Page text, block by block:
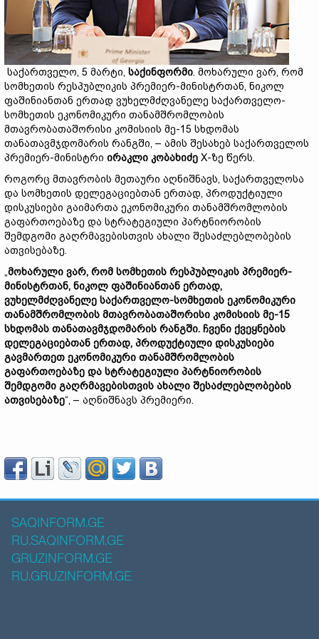
საქართველო, 5 მარტი, საქინფორმი. მოხარული ვარ, რომ
სომხეთის რესპუბლიკის პრემიერ-მინისტრთან, ნიკოლ
ფაშინიანთან ერთად ვუხელმძღვანელე საქართველო-
სომხეთის ეკონომიკური თანამშრომლობის
მთავრობათაშორისი კომისიის მე-15 სხდომას
თანათავმჯდომარის რანგში, – ამის შესახებ საქართველოს
პრემიერ-მინისტრი ირაკლი კობახიძე X-ზე წერს.
როგორც მთავრობის მეთაური აღნიშნავს, საქართველოსა
და სომხეთის დელეგაციებთან ერთად, პროდუქტიული
დისკუსიები გაიმართა ეკონომიკური თანამშრომლობის
გაფართოებაზე და სტრატეგიული პარტნიორობის
შემდგომი გაღრმავებისთვის ახალი შესაძლებლობების
ათვისებაზე.
„მოხარული ვარ, რომ სომხეთის რესპუბლიკის პრემიერ-
მინისტრთან, ნიკოლ ფაშინიანთან ერთად,
ვუხელმძღვანელე საქართველო-სომხეთის ეკონომიკური
თანამშრომლობის მთავრობათაშორისი კომისიის მე-15
სხდომას თანათავმჯდომარის რანგში. ჩვენი ქვეყნების
დელეგაციებთან ერთად, პროდუქტიული დისკუსიები
გავმართეთ ეკონომიკური თანამშრომლობის
გაფართოებაზე და სტრატეგიული პარტნიორობის
შემდგომი გაღრმავებისთვის ახალი შესაძლებლობების
ათვისებაზე“, – აღნიშნავს პრემიერი.
SAQINFORM.GE
RU.SAQINFORM.GE
GRUZINFORM.GE
RU.GRUZINFORM.GE